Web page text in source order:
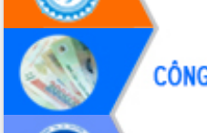
Đắk Lắk nỗ lực thúc đẩy tăng trưởng
kinh tế từ 10% trở lên trong Quý
II/2026
Đắk Lắk ký kết thỏa thuận hợp tác về
chuyển đổi số giai đoạn 2026 – 2030
với Tập đoàn Bưu chính Viễn thông
Việt Nam